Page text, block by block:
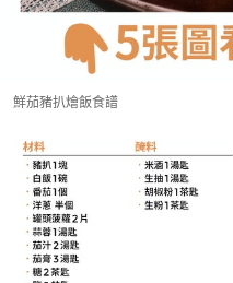
鮮茄豬扒燴飯食譜